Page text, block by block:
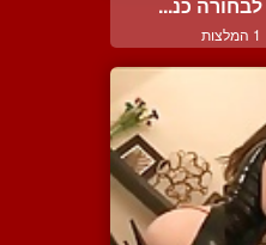
לבחורה כנ...
1 המלצות